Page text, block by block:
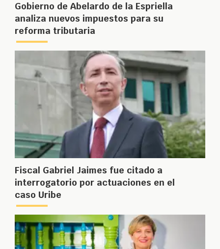
Gobierno de Abelardo de la Espriella
analiza nuevos impuestos para su
reforma tributaria
Fiscal Gabriel Jaimes fue citado a
interrogatorio por actuaciones en el
caso Uribe